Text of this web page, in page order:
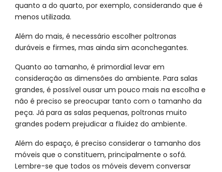
quanto a do quarto, por exemplo, considerando que é
menos utilizada.
Além do mais, é necessário escolher poltronas
duráveis e firmes, mas ainda sim aconchegantes.
Quanto ao tamanho, é primordial levar em
consideração as dimensões do ambiente. Para salas
grandes, é possível ousar um pouco mais na escolha e
não é preciso se preocupar tanto com o tamanho da
peça. Já para as salas pequenas, poltronas muito
grandes podem prejudicar a fluidez do ambiente.
Além do espaço, é preciso considerar o tamanho dos
móveis que o constituem, principalmente o sofá.
Lembre-se que todos os móveis devem conversar